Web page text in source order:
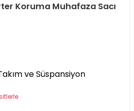
Koruma Muhafaza Sacı
ve Süspansiyon